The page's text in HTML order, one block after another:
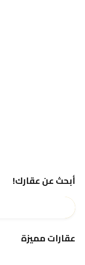
أبحث عن عقارك!
عقارات مميزة